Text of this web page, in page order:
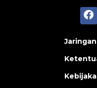
Jaringan